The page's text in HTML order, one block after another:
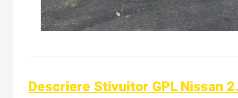
Descriere Stivuitor GPL Nissan